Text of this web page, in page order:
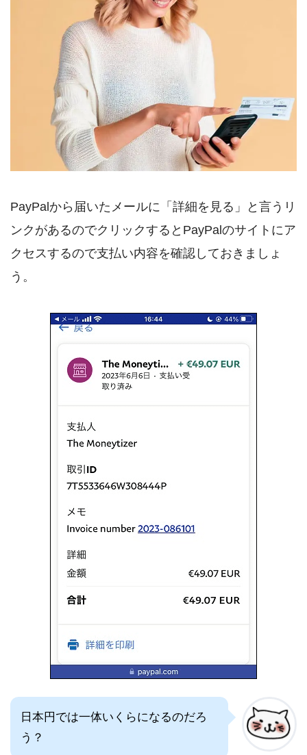
PayPalから届いたメールに「詳細を見る」と言うリ
ンクがあるのでクリックするとPayPalのサイトにア
クセスするので支払い内容を確認しておきましょ
う。
日本円では一体いくらになるのだろ
う？